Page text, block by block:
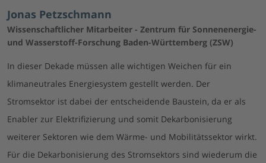
Jonas Petzschmann
Wissenschaftlicher Mitarbeiter - Zentrum für Sonnenenergie-
und Wasserstoff-Forschung Baden-Württemberg (ZSW)
In dieser Dekade müssen alle wichtigen Weichen für ein
klimaneutrales Energiesystem gestellt werden. Der
Stromsektor ist dabei der entscheidende Baustein, da er als
Enabler zur Elektrifizierung und somit Dekarbonisierung
weiterer Sektoren wie dem Wärme- und Mobilitätssektor wirkt.
Für die Dekarbonisierung des Stromsektors sind wiederum die